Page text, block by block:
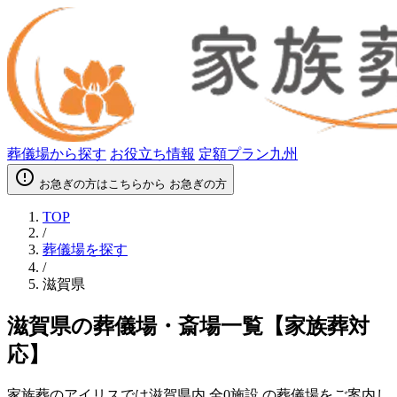
葬儀場から探す お役立ち情報 定額プラン九州
error_outline お急ぎの方はこちらから お急ぎの方
TOP
/
葬儀場を探す
/
滋賀県
滋賀県の葬儀場・斎場一覧【家族葬対
応】